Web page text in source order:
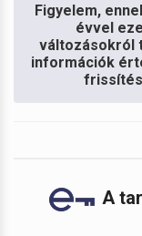
Figyelem,
évvel
változásokról
információk
frissítés
A